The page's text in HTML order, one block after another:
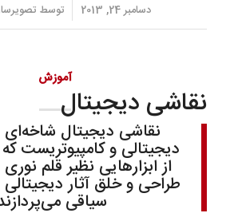
دسامبر 24, 2013
/ توسط
آموزش
نقاشی دیجیتال
نقاشی دیجیتال شاخه‌ای
دیجیتالی و کامپیوتریست
از ابزار‌هایی نظیر قلم
طراحی و خلق آثار
سیاقی